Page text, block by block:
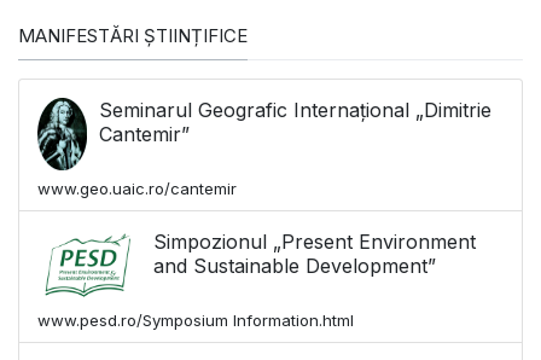
MANIFESTĂRI ȘTIINȚIFICE
Seminarul Geografic Internațional „Dimitrie
Cantemir”
www.geo.uaic.ro/cantemir
Simpozionul „Present Environment
and Sustainable Development”
www.pesd.ro/Symposium Information.html